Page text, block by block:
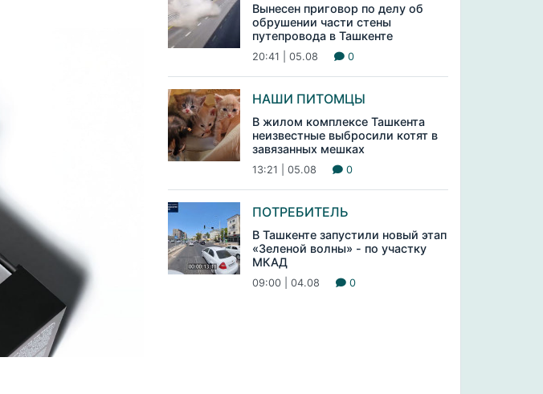
Вынесен приговор по делу об
обрушении части стены
путепровода в Ташкенте
20:41 | 05.08 0
НАШИ ПИТОМЦЫ
В жилом комплексе Ташкента
неизвестные выбросили котят в
завязанных мешках
13:21 | 05.08 0
ПОТРЕБИТЕЛЬ
В Ташкенте запустили новый этап
«Зеленой волны» - по участку
МКАД
09:00 | 04.08 0